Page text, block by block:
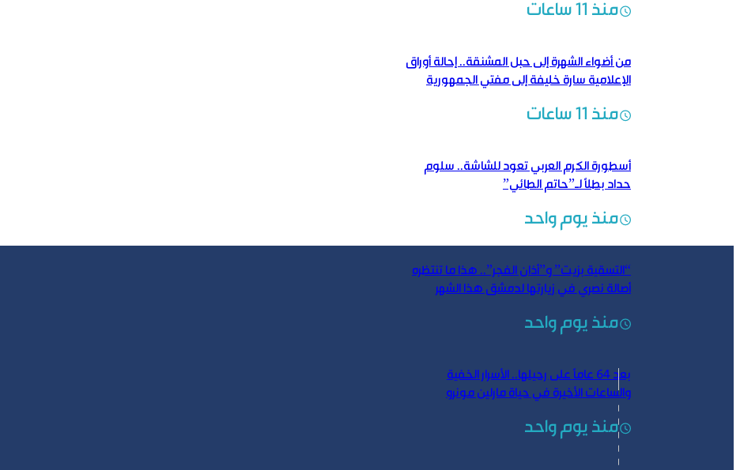
منذ 11 ساعات
من أضواء الشهرة إلى حبل المشنقة.. إحالة أوراق
الإعلامية سارة خليفة إلى مفتي الجمهورية
منذ 11 ساعات
أسطورة الكرم العربي تعود للشاشة.. سلوم
حداد بطلاً لـ”حاتم الطائي”
منذ يوم واحد
“التسقية بزيت” و”أذان الفجر”.. هذا ما تنتظره
أصالة نصري في زيارتها لدمشق هذا الشهر
منذ يوم واحد
بعد 64 عاماً على رحيلها.. الأسرار الخفية
والساعات الأخيرة في حياة مارلين مونرو
منذ يوم واحد